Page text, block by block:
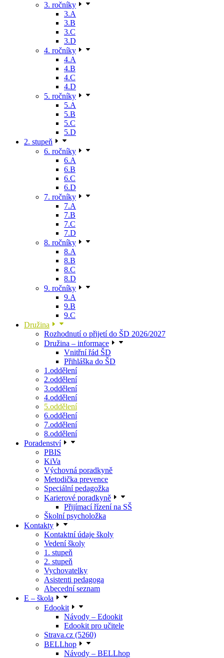
3. ročníky
3.A
3.B
3.C
3.D
4. ročníky
4.A
4.B
4.C
4.D
5. ročníky
5.A
5.B
5.C
5.D
2. stupeň
6. ročníky
6.A
6.B
6.C
6.D
7. ročníky
7.A
7.B
7.C
7.D
8. ročníky
8.A
8.B
8.C
8.D
9. ročníky
9.A
9.B
9.C
Družina
Rozhodnutí o přijetí do ŠD 2026/2027
Družina – informace
Vnitřní řád ŠD
Přihláška do ŠD
1.oddělení
2.oddělení
3.oddělení
4.oddělení
5.oddělení
6.oddělení
7.oddělení
8.oddělení
Poradenství
PBIS
KiVa
Výchovná poradkyně
Metodička prevence
Speciální pedagožka
Karierové poradkyně
Přijímací řízení na SŠ
Školní psycholožka
Kontakty
Kontaktní údaje školy
Vedení školy
1. stupeň
2. stupeň
Vychovatelky
Asistenti pedagoga
Abecední seznam
E – škola
Edookit
Návody – Edookit
Edookit pro učitele
Strava.cz (5260)
BELLhop
Návody – BELLhop